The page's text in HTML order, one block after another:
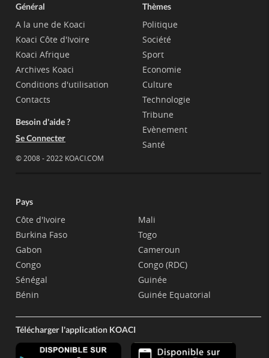
Général
A la une de Koaci
Koaci Côte d'Ivoire
Koaci Afrique
Archives Koaci
Conditions d'utilisation
Contacts
Besoin d'aide ?
Se Connecter
© 2008 - 2022 KOACI.COM
Thèmes
Politique
Société
Sport
Economie
Culture
Technologie
Tribune
Evènement
Santé
Pays
Côte d'Ivoire
Burkina Faso
Gabon
Congo
Sénégal
Bénin
Mali
Togo
Cameroun
Congo (RDC)
Guinée
Guinée Equatorial
Télécharger l'application KOACI